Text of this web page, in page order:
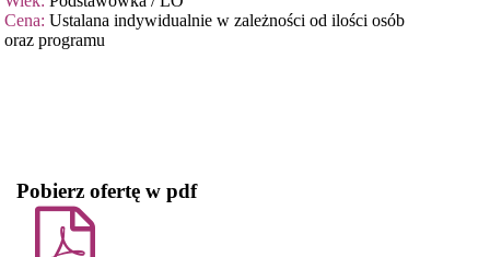
Cena: Ustalana indywidualnie w zależności od ilości osób
oraz programu
Pobierz ofertę w pdf